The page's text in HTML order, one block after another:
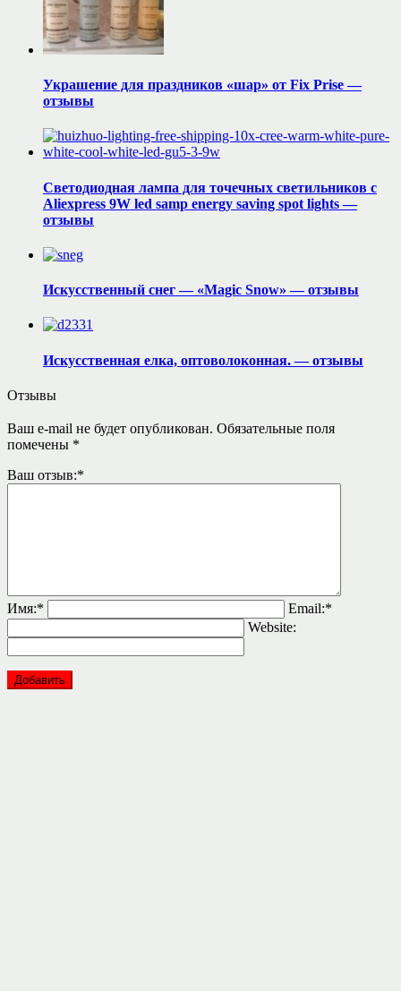
Украшение для праздников «шар» от Fix Prise —
отзывы
Светодиодная лампа для точечных светильников c
Aliexpress 9W led samp energy saving spot lights —
отзывы
Искусственный снег — «Magic Snow» — отзывы
Искусственная елка, оптоволоконная. — отзывы
Отзывы
Ваш e-mail не будет опубликован. Обязательные поля
помечены *
Ваш отзыв:*
Имя:* Email:*
Website: